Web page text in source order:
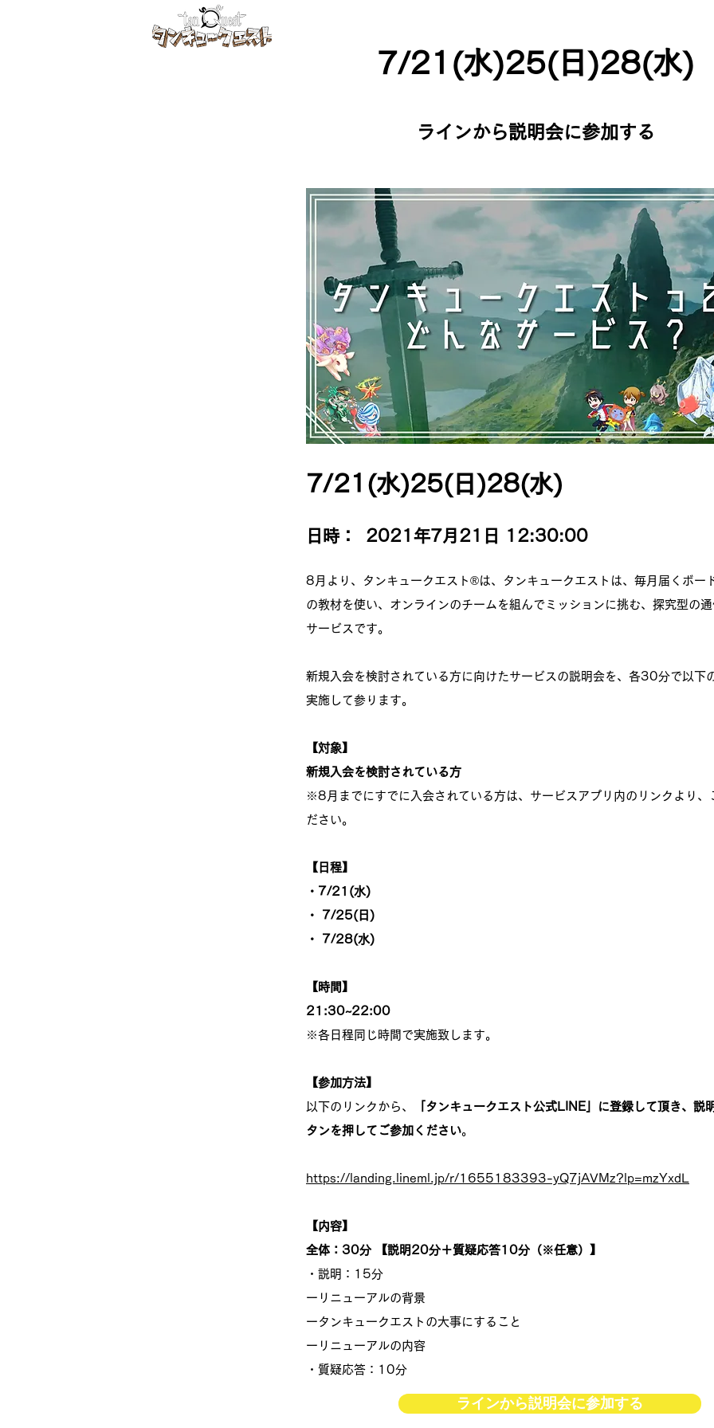
7/21(水)25(日)28(水)
ラインから説明会に参加する
7/21(水)25(日)28(水)
日時： 2021年7月21日 12:30:00
8月より、タンキュークエスト®︎は、タンキュークエストは、毎月届くボー
の教材を使い、オンラインのチームを組んでミッションに挑む、探究型の
サービスです。
新規入会を検討されている方に向けたサービスの説明会を、各30分で以下
実施して参ります。
【対象】
新規入会を検討されている方
※8月までにすでに入会されている方は、サービスアプリ内のリンクより、
ださい。
【日程】
・7/21(水)
・ 7/25(日)
・ 7/28(水)
【時間】
21:30~22:00
※各日程同じ時間で実施致します。
【参加方法】
以下のリンクから、
「タンキュークエスト公式LINE」に登録して頂き、説
タンを押してご参加ください。
https://landing.lineml.jp/r/1655183393-yQ7jAVMz?lp=mzYxdL
【内容】
全体：30分 【説明20分＋質疑応答10分（※任意）】
・説明：15分
ーリニューアルの背景
ータンキュークエストの大事にすること
ーリニューアルの内容
・質疑応答：10分
ラインから説明会に参加する